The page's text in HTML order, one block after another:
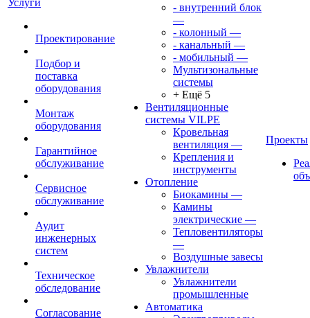
Услуги
Проектирование
Подбор и
поставка
оборудования
Монтаж
оборудования
Гарантийное
обслуживание
Сервисное
обслуживание
Аудит
инженерных
систем
Техническое
обследование
Согласование
- внутренний блок
—
- колонный —
- канальный —
- мобильный —
Мультизональные
системы
+ Ещё 5
Вентиляционные
системы VILPE
Кровельная
вентиляция —
Крепления и
инструменты
Отопление
Биокамины —
Камины
электрические —
Тепловентиляторы
—
Воздушные завесы
Увлажнители
Увлажнители
промышленные
Автоматика
Проекты